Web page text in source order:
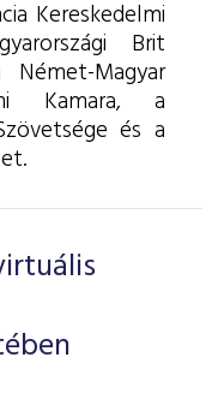
Kereskedelmi
Brit
Német-Magyar
Kamara, a
és a